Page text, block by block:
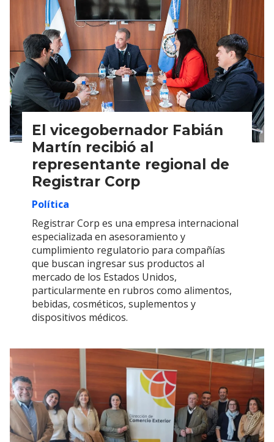
El vicegobernador Fabián
Martín recibió al
representante regional de
Registrar Corp
Política
Registrar Corp es una empresa internacional
especializada en asesoramiento y
cumplimiento regulatorio para compañías
que buscan ingresar sus productos al
mercado de los Estados Unidos,
particularmente en rubros como alimentos,
bebidas, cosméticos, suplementos y
dispositivos médicos.